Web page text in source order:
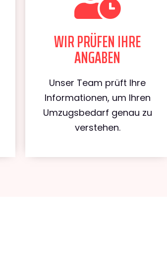
WIR PRÜFEN IHRE
ANGABEN
Unser Team prüft Ihre
Informationen, um Ihren
Umzugsbedarf genau zu
verstehen.